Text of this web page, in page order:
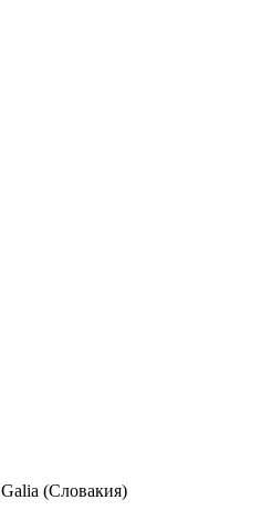
Galia (Словакия)